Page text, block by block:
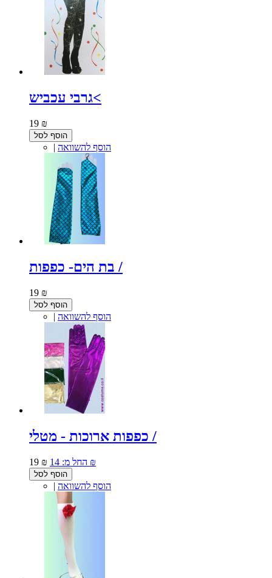
גרבי עכביש<
19 ₪
הוסף לסל
| הוסף להשוואה
בת הים- כפפות /
19 ₪
הוסף לסל
| הוסף להשוואה
כפפות ארוכות - מטלי /
19 ₪ החל מ: 14 ₪
הוסף לסל
| הוסף להשוואה